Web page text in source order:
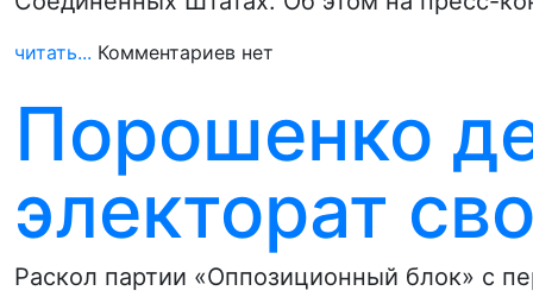
читать... Комментариев нет
Порошенко
электорат
Раскол партии «Оппозиционный блок» с